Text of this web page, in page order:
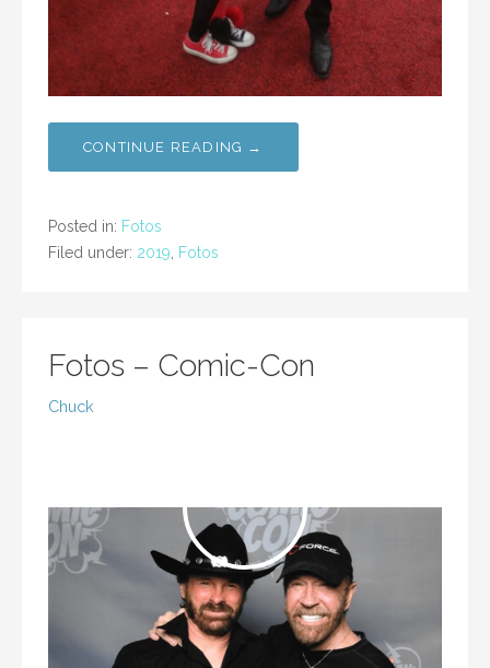
CONTINUE READING →
Posted in: Fotos
Filed under: 2019 Fotos
Fotos – Comic-Con
Chuck